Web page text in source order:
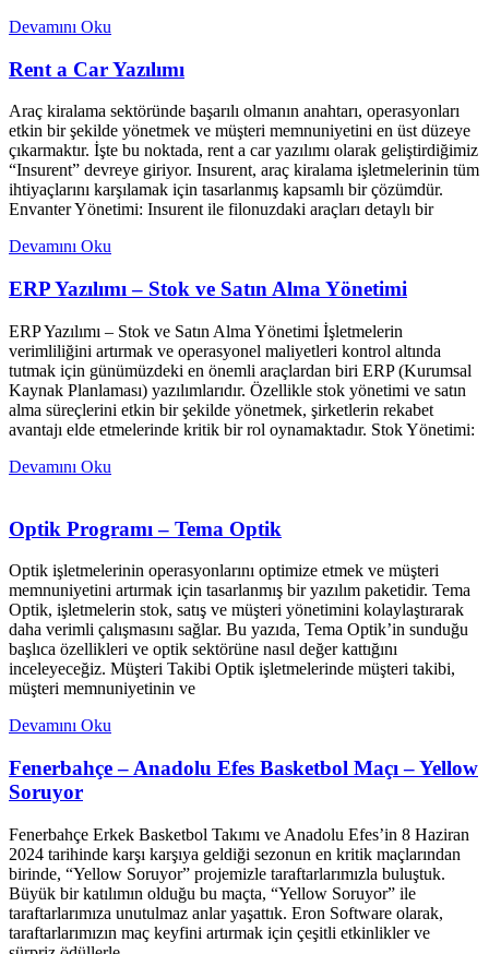
Devamını Oku
Rent a Car Yazılımı
Araç kiralama sektöründe başarılı olmanın anahtarı, operasyonları
etkin bir şekilde yönetmek ve müşteri memnuniyetini en üst düzeye
çıkarmaktır. İşte bu noktada, rent a car yazılımı olarak geliştirdiğimiz
“Insurent” devreye giriyor. Insurent, araç kiralama işletmelerinin tüm
ihtiyaçlarını karşılamak için tasarlanmış kapsamlı bir çözümdür.
Envanter Yönetimi: Insurent ile filonuzdaki araçları detaylı bir
Devamını Oku
ERP Yazılımı – Stok ve Satın Alma Yönetimi
ERP Yazılımı – Stok ve Satın Alma Yönetimi İşletmelerin
verimliliğini artırmak ve operasyonel maliyetleri kontrol altında
tutmak için günümüzdeki en önemli araçlardan biri ERP (Kurumsal
Kaynak Planlaması) yazılımlarıdır. Özellikle stok yönetimi ve satın
alma süreçlerini etkin bir şekilde yönetmek, şirketlerin rekabet
avantajı elde etmelerinde kritik bir rol oynamaktadır. Stok Yönetimi:
Devamını Oku
Optik Programı – Tema Optik
Optik işletmelerinin operasyonlarını optimize etmek ve müşteri
memnuniyetini artırmak için tasarlanmış bir yazılım paketidir. Tema
Optik, işletmelerin stok, satış ve müşteri yönetimini kolaylaştırarak
daha verimli çalışmasını sağlar. Bu yazıda, Tema Optik’in sunduğu
başlıca özellikleri ve optik sektörüne nasıl değer kattığını
inceleyeceğiz. Müşteri Takibi Optik işletmelerinde müşteri takibi,
müşteri memnuniyetinin ve
Devamını Oku
Fenerbahçe – Anadolu Efes Basketbol Maçı – Yellow
Soruyor
Fenerbahçe Erkek Basketbol Takımı ve Anadolu Efes’in 8 Haziran
2024 tarihinde karşı karşıya geldiği sezonun en kritik maçlarından
birinde, “Yellow Soruyor” projemizle taraftarlarımızla buluştuk.
Büyük bir katılımın olduğu bu maçta, “Yellow Soruyor” ile
taraftarlarımıza unutulmaz anlar yaşattık. Eron Software olarak,
taraftarlarımızın maç keyfini artırmak için çeşitli etkinlikler ve